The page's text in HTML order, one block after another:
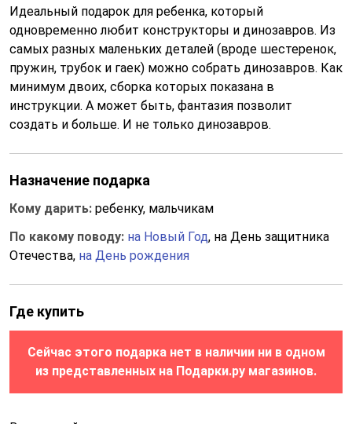
Идеальный подарок для ребенка, который
одновременно любит конструкторы и динозавров. Из
самых разных маленьких деталей (вроде шестеренок,
пружин, трубок и гаек) можно собрать динозавров. Как
минимум двоих, сборка которых показана в
инструкции. А может быть, фантазия позволит
создать и больше. И не только динозавров.
Назначение подарка
Кому дарить: ребенку, мальчикам
По какому поводу: на Новый Год, на День защитника
Отечества, на День рождения
Где купить
Сейчас этого подарка нет в наличии ни в одном
из представленных на Подарки.ру магазинов.